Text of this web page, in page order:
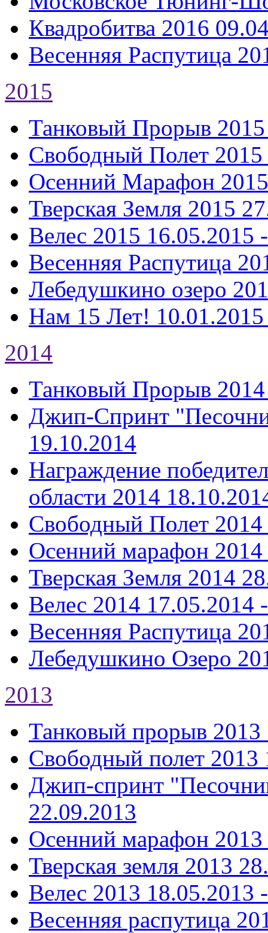
Квадробитва 2016
Весенняя Распутица
2015
Танковый Прорыв 2015
Свободный Полет 2015
Осенний Марафон 2015
Тверская Земля 2015
Велес 2015 16.05.2015
Весенняя Распутица
Лебедушкино озеро
Нам 15 Лет!
2014
Танковый Прорыв 2014
Джип-Спринт
19.10.2014
Награждение
области 2014
Свободный Полет 2014
Осенний марафон 2014
Тверская Земля 2014
Велес 2014 17.05.2014
Весенняя Распутица
Лебедушкино Озеро
2013
Танковый прорыв 2013
Свободный полет 2013
Джип-спринт
22.09.2013
Осенний марафон 2013
Тверская земля 2013
Велес 2013 18.05.2013
Весенняя распутица